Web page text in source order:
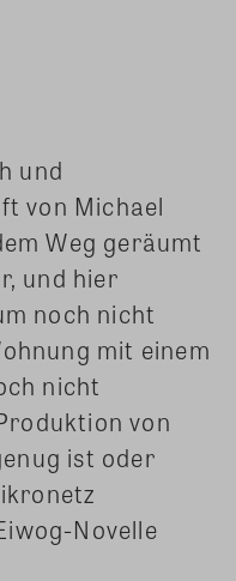
und
von Michael
Weg geräumt
und hier
noch nicht
mit einem
nicht
von
ist oder
Novelle